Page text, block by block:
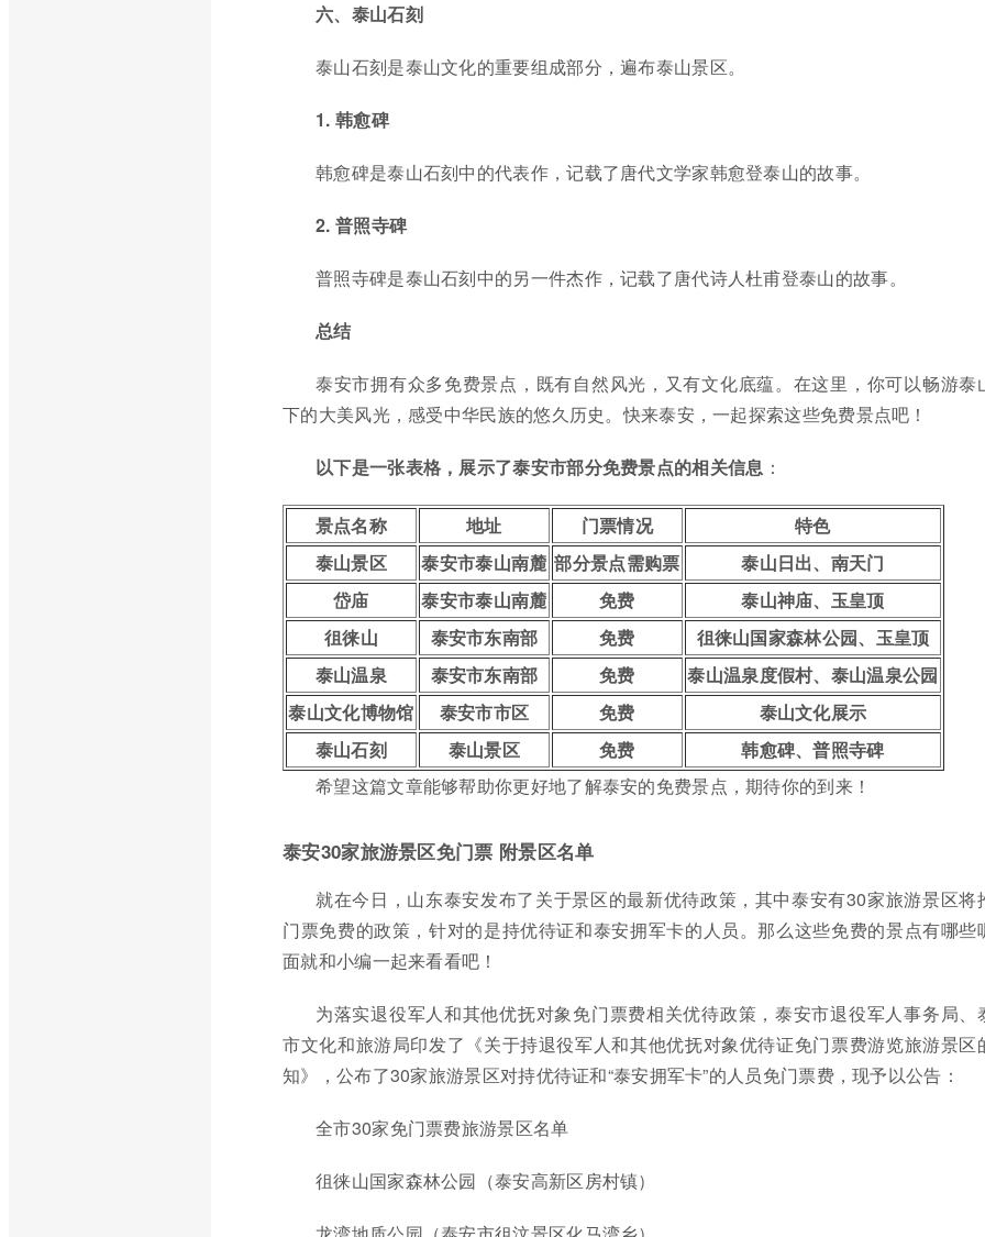
六、泰山石刻
泰山石刻是泰山文化的重要组成部分，遍布泰山景区。
1. 韩愈碑
韩愈碑是泰山石刻中的代表作，记载了唐代文学家韩愈登泰山的故事。
2. 普照寺碑
普照寺碑是泰山石刻中的另一件杰作，记载了唐代诗人杜甫登泰山的故事。
总结
泰安市拥有众多免费景点，既有自然风光，又有文化底蕴。在这里，你可以畅游泰
下的大美风光，感受中华民族的悠久历史。快来泰安，一起探索这些免费景点吧！
以下是一张表格，展示了泰安市部分免费景点的相关信息 ：
景点名称 地址 门票情况
特色
泰山景区
泰安市泰山南麓 部分景点需购票
泰山日出、南天门
岱庙
泰安市泰山南麓 免费
泰山神庙、玉皇顶
徂徕山
泰安市东南部 免费
徂徕山国家森林公园、玉皇顶
泰山温泉
泰安市东南部 免费
泰山温泉度假村、泰山温泉公园
泰山文化博物馆
泰安市市区 免费
泰山文化展示
泰山石刻
泰山景区 免费
韩愈碑、普照寺碑
希望这篇文章能够帮助你更好地了解泰安的免费景点，期待你的到来！
泰安30家旅游景区免门票 附景区名单
就在今日，山东泰安发布了关于景区的最新优待政策，其中泰安有30家旅游景区将
门票免费的政策，针对的是持优待证和泰安拥军卡的人员。那么这些免费的景点有哪些
面就和小编一起来看看吧！
为落实退役军人和其他优抚对象免门票费相关优待政策，泰安市退役军人事务局、
市文化和旅游局印发了《关于持退役军人和其他优抚对象优待证免门票费游览旅游景区
知》，公布了30家旅游景区对持优待证和“泰安拥军卡”的人员免门票费，现予以公告：
全市30家免门票费旅游景区名单
徂徕山国家森林公园（泰安高新区房村镇）